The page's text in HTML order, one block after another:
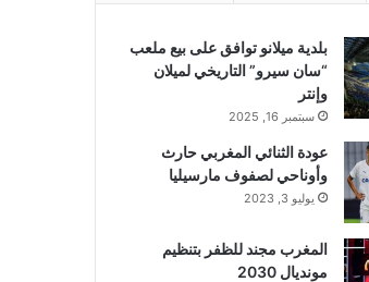
بلدية ميلانو توافق على بيع ملعب
“سان سيرو” التاريخي لميلان
وإنتر
سبتمبر 16, 2025
عودة الثنائي المغربي حارث
وأوناحي لصفوف مارسيليا
يوليو 3, 2023
المغرب مجند للظفر بتنظيم
مونديال 2030